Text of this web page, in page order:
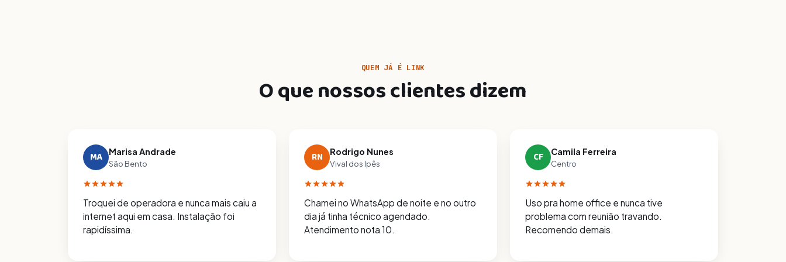
QUEM JÁ É LINK
O que nossos clientes dizem
MA Marisa Andrade
São Bento
Troquei de operadora e nunca mais caiu a
internet aqui em casa. Instalação foi
rapidíssima.
RN Rodrigo Nunes
Vival dos Ipês
Chamei no WhatsApp de noite e no outro
dia já tinha técnico agendado.
Atendimento nota 10.
CF Camila Ferreira
Centro
Uso pra home office e nunca tive
problema com reunião travando.
Recomendo demais.